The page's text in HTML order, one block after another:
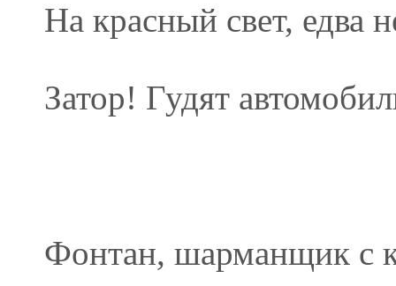
На красный свет, едва
Затор! Гудят
Фонтан, шарманщик с